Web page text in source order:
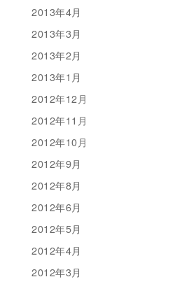
2013年4月
2013年3月
2013年2月
2013年1月
2012年12月
2012年11月
2012年10月
2012年9月
2012年8月
2012年6月
2012年5月
2012年4月
2012年3月